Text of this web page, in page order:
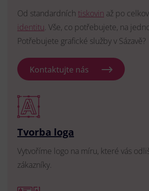
Od standardních tiskovin až po
identitu. Vše, co potřebujete, na
Potřebujete grafické služby v Sázavě?
Kontaktujte nás
Tvorba loga
Vytvoříme logo na míru, které vás
zákazníky.